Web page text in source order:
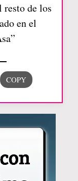
de los
en el